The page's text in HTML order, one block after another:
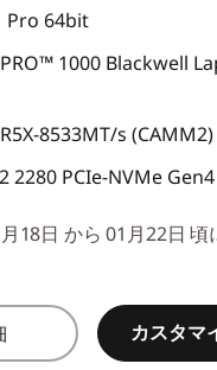
Pro 64bit
1000 Blackwell
8533MT/s (CAMM2)
2280 PCIe-NVMe Gen4
18日 から 01月22日 頃
カスタマ